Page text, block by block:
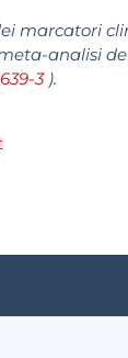
marcatori
analisi
3).